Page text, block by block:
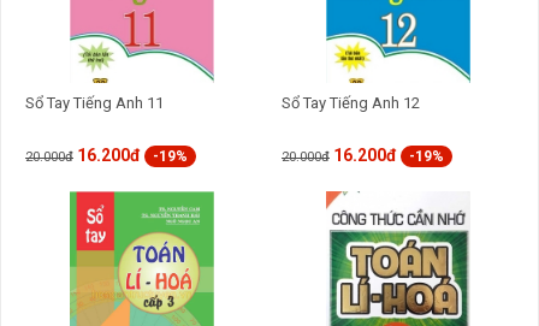
Sổ Tay Tiếng Anh 11
20.000đ 16.200đ -19%
Sổ Tay Tiếng Anh 12
20.000đ 16.200đ -19%